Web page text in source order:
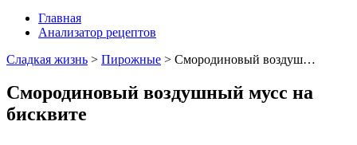
Главная
Анализатор рецептов
Сладкая жизнь > Пирожные > Смородиновый воздуш…
Смородиновый воздушный мусс на
бисквите